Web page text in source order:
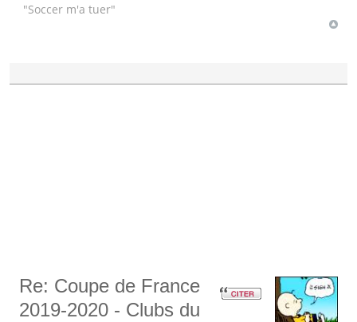
"Soccer m'a tuer"
Re: Coupe de France
2019-2020 - Clubs du